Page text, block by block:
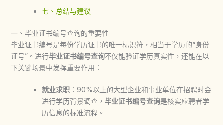
七、总结与建议
一、毕业证书编号查询的重要性
毕业证书编号是每份学历证书的唯一标识符，相当于学历的“身份
证号”。进行毕业证书编号查询不仅能验证学历真实性，还能在以
下关键场景中发挥重要作用：
就业求职：90%以上的大型企业和事业单位在招聘时会
进行学历背景调查， 毕业证书编号查询是核实应聘者学
历信息的标准流程。